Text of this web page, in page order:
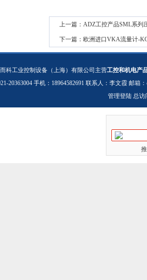
上一篇： ADZ工控产品SML系列
下一篇： 欧洲进口VKA流量计-
科工业控制设备（上海）有限公司主营工控和机电产
20363004 手机：18964582691 联系人：李文霞 邮箱：
管理登陆 总访